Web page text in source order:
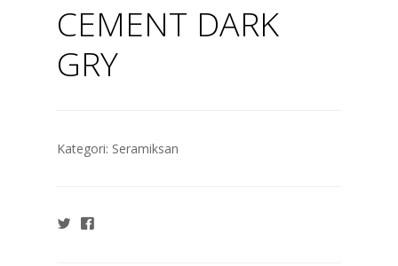
CEMENT DARK
GRY
Kategori: Seramiksan